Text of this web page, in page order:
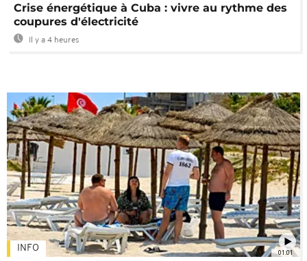
Crise énergétique à Cuba : vivre au rythme des
coupures d'électricité
Il y a 4 heures
01:01
INFO